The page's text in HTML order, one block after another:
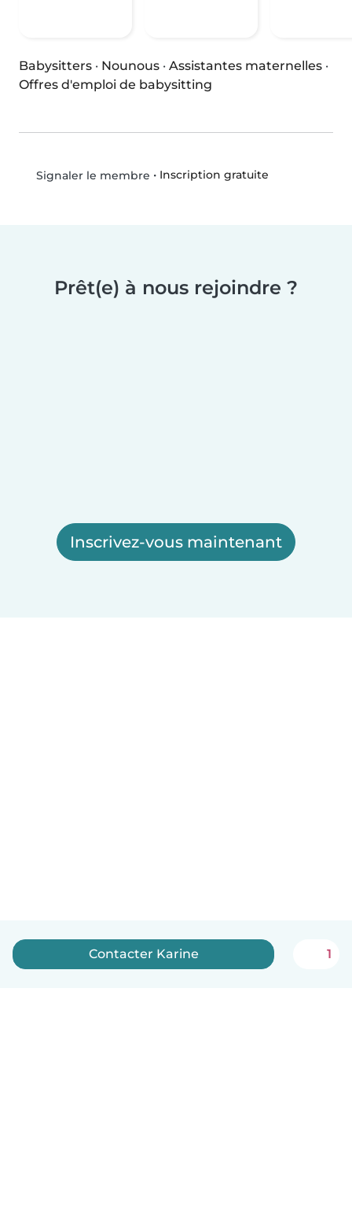
Babysitters · Nounous · Assistantes maternelles ·
Offres d'emploi de babysitting
Signaler le membre • Inscription gratuite
Prêt(e) à nous rejoindre ?
Inscrivez-vous maintenant
Contacter Karine 1